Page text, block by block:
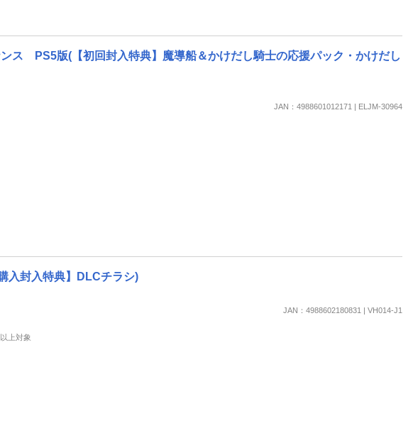
ンス PS5版(【初回封入特典】魔導船＆かけだし騎士の応援パック・かけだし
JAN：4988601012171 | ELJM-30964
入封入特典】DLCチラシ)
JAN：4988602180831 | VH014-J1
上対象